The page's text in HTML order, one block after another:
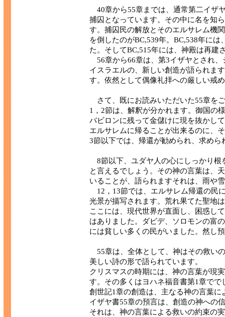
40章から55章までは、通常第二イザ
捕囚となっています。その中に名を知
す。捕囚民の解放とそのエルサレム機
を倒したのがBC,539年。BC,538年に
た。そしてBC,515年には、神殿は再建
56章から66章は、第3イザヤとされ
イスラエルの、新しい創造が語られま
す。依然として偶像礼拝への厳しい戒
さて、既にお読みいただいた55章を
1，2節は、解釈が分かれます。御国の
バビロンに残って金儲けに現を抜かし
エルサレムに帰ることが出来るのに、
3節以下では、帰還が勧められ、求め
8節以下、ユダヤ人の心にしっかり根
と言えるでしょう。その神の言葉は、
いることが、語られますそれは、雨や
12，13節では、エルサレム帰還の民
光景が描写されます。荒れ果てた聖地
ここには、現代世界が直面し、困惑し
はありました。ダビデ、ソロモンの富
には貧しい多くの民がいました。然し
55章は、全体として、神はその救い
美しい詩の形で語られています。
クリスマスの時期には、神の言葉が現
す。その多くはヨハネ福音書第1章で
創世記1章の創造は、主なる神の言葉に
イザヤ書55章の預言は、創造の神への
それは、神の言葉による救いの約束の